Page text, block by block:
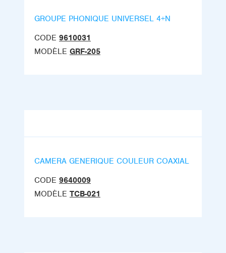
GROUPE PHONIQUE UNIVERSEL 4+N
CODE 9610031
MODÈLE GRF-205
CAMERA GENERIQUE COULEUR COAXIAL
CODE 9640009
MODÈLE TCB-021